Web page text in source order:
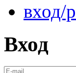
вход/
Вход